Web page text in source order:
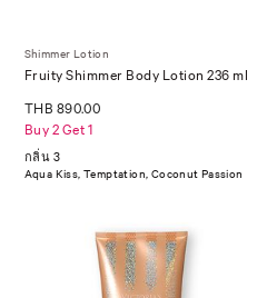
Shimmer Lotion
Fruity Shimmer Body Lotion 236 ml
THB 890.00
Buy 2 Get 1
กลิ่น 3
Aqua Kiss, Temptation, Coconut Passion